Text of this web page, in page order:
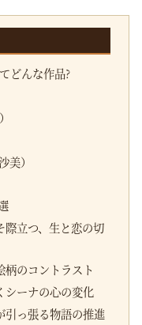
どんな作品?
美）
立つ、生と恋の切
のコントラスト
ーナの心の変化
っ張る物語の推進